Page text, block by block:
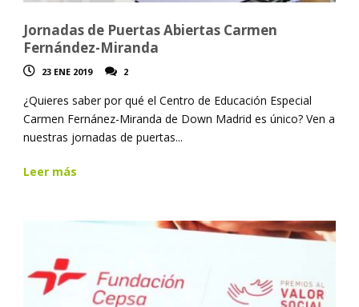
Jornadas de Puertas Abiertas Carmen
Fernández-Miranda
23 ENE 2019 2
¿Quieres saber por qué el Centro de Educación Especial
Carmen Fernánez-Miranda de Down Madrid es único? Ven a
nuestras jornadas de puertas...
Leer más